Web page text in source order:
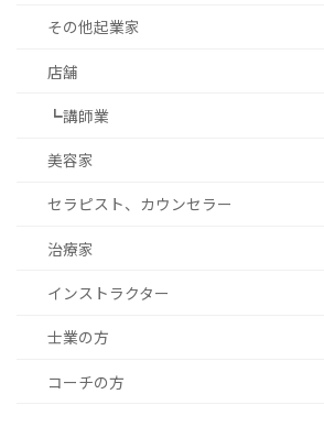
その他起業家
店舗
┗講師業
美容家
セラピスト、カウンセラー
治療家
インストラクター
士業の方
コーチの方